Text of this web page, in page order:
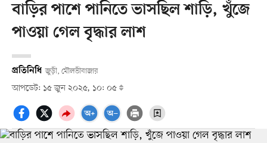
বাড়ির পাশে পানিতে ভাসছিল শাড়ি, খুঁজে
পাওয়া গেল বৃদ্ধার লাশ
প্রতিনিধি জুড়ী, মৌলভীবাজার
আপডেট: ১৫ জুন ২০২৫, ১০: ০৫